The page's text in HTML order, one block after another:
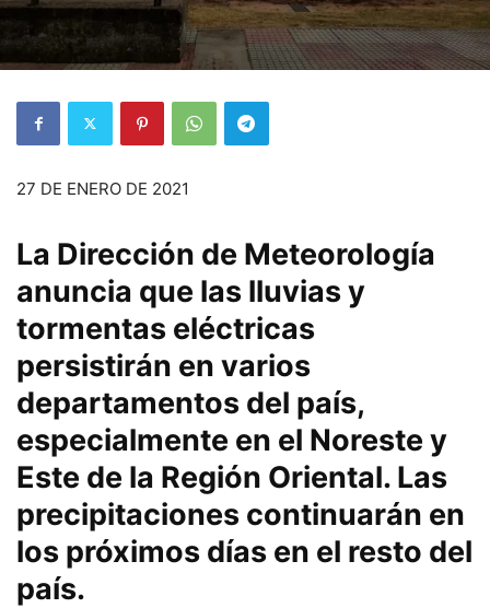
27 DE ENERO DE 2021
La Dirección de Meteorología
anuncia que las lluvias y
tormentas eléctricas
persistirán en varios
departamentos del país,
especialmente en el Noreste y
Este de la Región Oriental. Las
precipitaciones continuarán en
los próximos días en el resto del
país.